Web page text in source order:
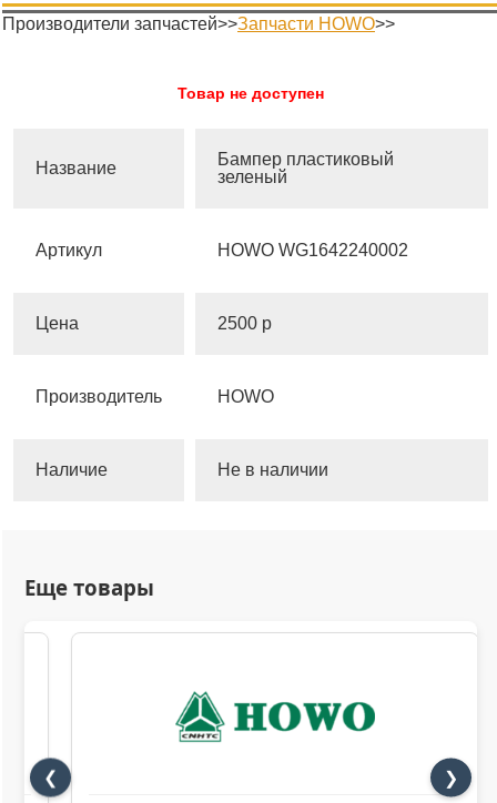
Производители запчастей>>Запчасти HOWO>>
Товар не доступен
Название
Бампер пластиковый
зеленый
Артикул HOWO WG1642240002
Цена 2500 р
Производитель HOWO
Наличие Не в наличии